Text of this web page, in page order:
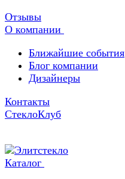
Отзывы
О компании
Ближайшие события
Блог компании
Дизайнеры
Контакты
СтеклоКлуб
Каталог